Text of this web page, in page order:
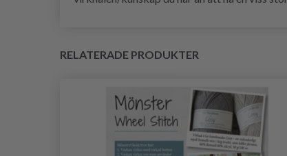
RELATERADE PRODUKTER